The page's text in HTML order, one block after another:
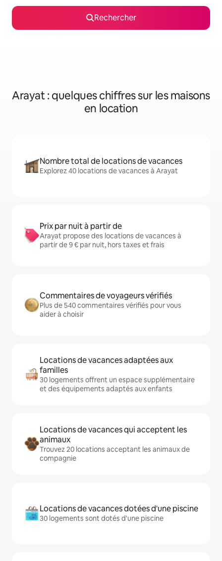
Rechercher
Arayat : quelques chiffres sur les maisons
en location
Nombre total de locations de vacances
Explorez 40 locations de vacances à Arayat
Prix par nuit à partir de
Arayat propose des locations de vacances à
partir de 9 € par nuit, hors taxes et frais
Commentaires de voyageurs vérifiés
Plus de 540 commentaires vérifiés pour vous
aider à choisir
Locations de vacances adaptées aux
familles
30 logements offrent un espace supplémentaire
et des équipements adaptés aux enfants
Locations de vacances qui acceptent les
animaux
Trouvez 20 locations acceptant les animaux de
compagnie
Locations de vacances dotées d'une piscine
30 logements sont dotés d'une piscine